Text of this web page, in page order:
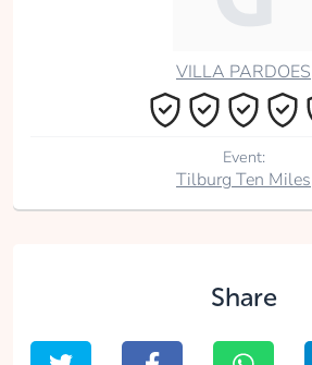
VILLA PARDOES
Event:
Tilburg Ten Miles
Share